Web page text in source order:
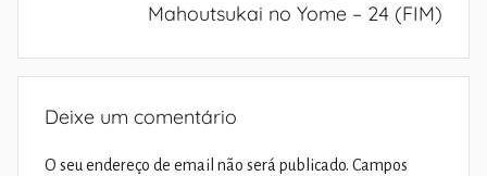
Mahoutsukai no Yome – 24 (FIM)
Deixe um comentário
O seu endereço de email não será publicado. Campos